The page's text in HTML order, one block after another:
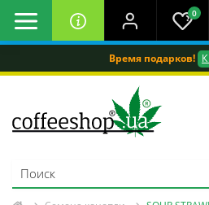
Время подарков!
0